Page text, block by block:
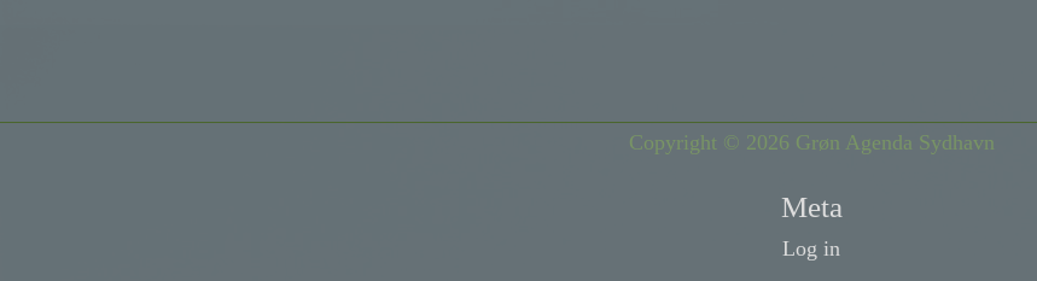
Copyright © 2026 Grøn Agenda Sydhavn
Meta
Log in